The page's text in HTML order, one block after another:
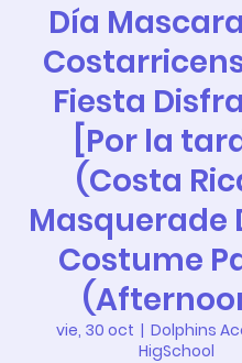
Día
Fiesta
[Por la
(Costa
Masquerade
Costume
vie, 30 oct
  |
Dolphins
HigSchool